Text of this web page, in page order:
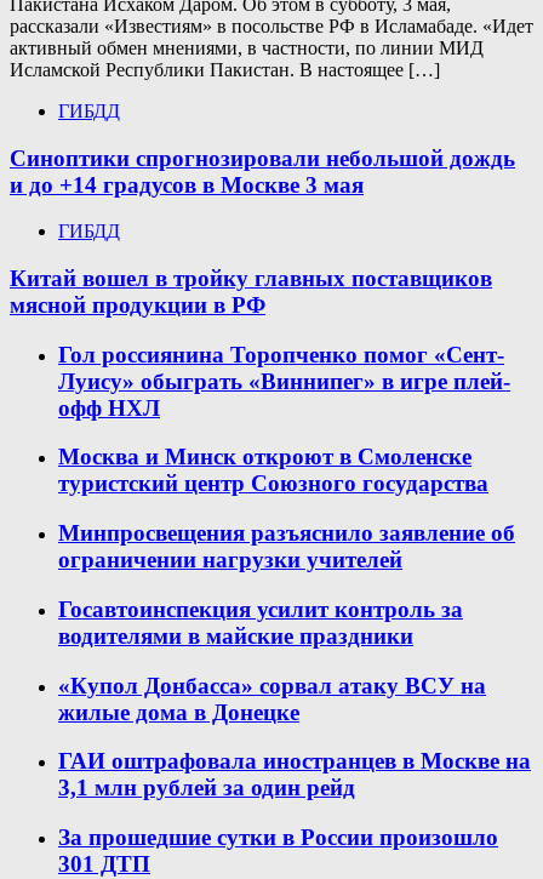
рассказали «Известиям» в посольстве РФ в Исламабаде. «Идет
активный обмен мнениями, в частности, по линии МИД
Исламской Республики Пакистан. В настоящее […]
ГИБДД
Синоптики спрогнозировали небольшой дождь
и до +14 градусов в Москве 3 мая
ГИБДД
Китай вошел в тройку главных поставщиков
мясной продукции в РФ
Гол россиянина Торопченко помог «Сент-
Луису» обыграть «Виннипег» в игре плей-
офф НХЛ
Москва и Минск откроют в Смоленске
туристский центр Союзного государства
Минпросвещения разъяснило заявление об
ограничении нагрузки учителей
Госавтоинспекция усилит контроль за
водителями в майские праздники
«Купол Донбасса» сорвал атаку ВСУ на
жилые дома в Донецке
ГАИ оштрафовала иностранцев в Москве на
3,1 млн рублей за один рейд
За прошедшие сутки в России произошло
301 ДТП